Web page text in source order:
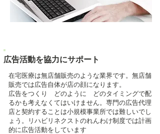
広告活動を協力にサポート
在宅医療は無店舗販売のような業界です。無店舗
販売では広告自体が店の顔になります。
広告をつくり どのように どのタイミングで配
るかも考えなくてはいけません。専門の広告代理
店と契約することは小規模事業所では難しいでし
ょう。リハビリネクストのれんわけ制度では計画
的に広告活動をしています